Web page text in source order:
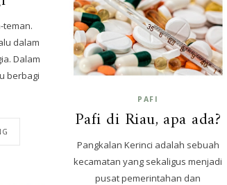
teman.
dalam
Dalam
berbagi
PAFI
Pafi di Riau, apa ada?
Pangkalan Kerinci adalah sebuah
kecamatan yang sekaligus menjadi
pusat pemerintahan dan